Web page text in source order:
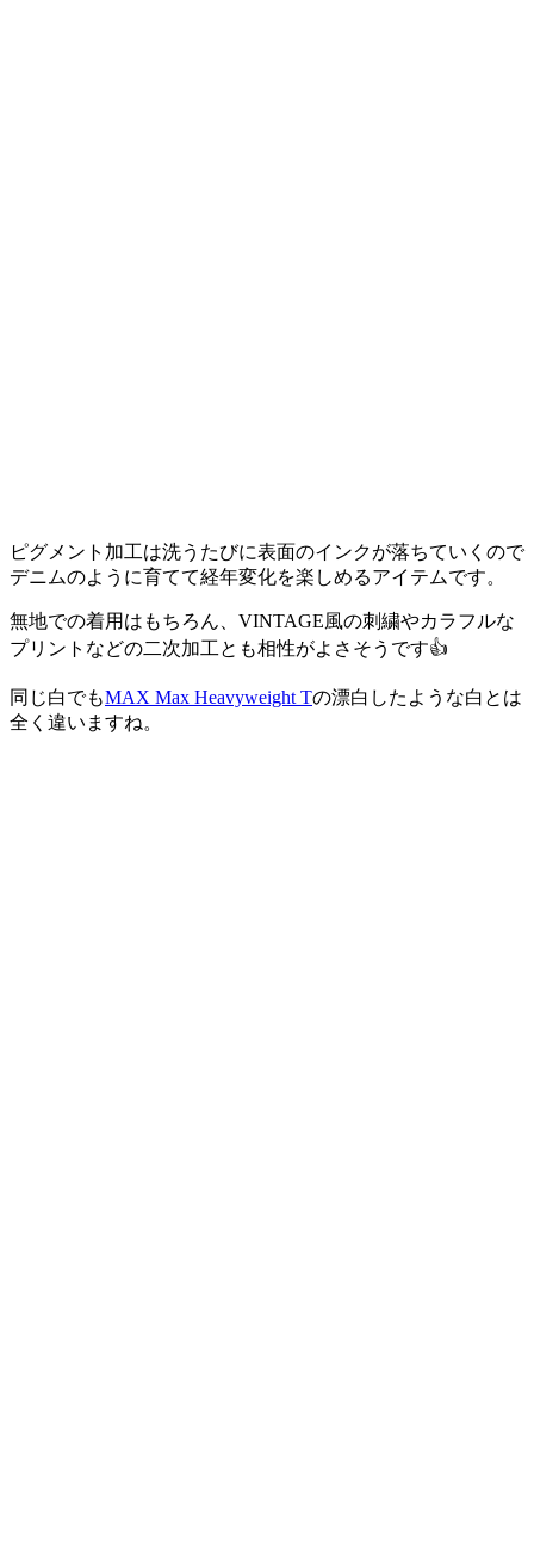
ピグメント加工は洗うたびに表面のインクが落ちていくので
デニムのように育てて経年変化を楽しめるアイテムです。
無地での着用はもちろん、VINTAGE風の刺繍やカラフルな
プリントなどの二次加工とも相性がよさそうです👍
同じ白でもMAX Max Heavyweight Tの漂白したような白とは
全く違いますね。